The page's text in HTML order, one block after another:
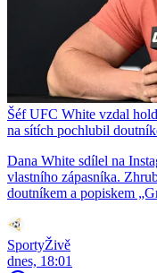
Šéf UFC White vzdal
na sítích pochlubil
Dana White sdílel na
vlastního zápasníka.
doutníkem a popiskem
SportyŽivě
dnes, 18:01